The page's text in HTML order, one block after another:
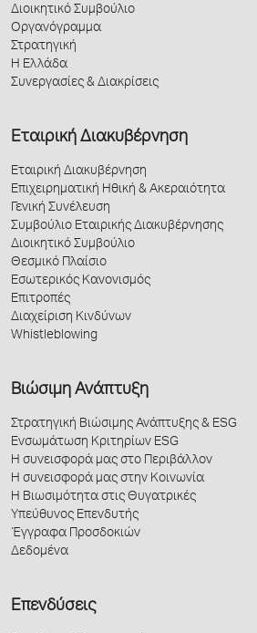
Διοικητικό Συμβούλιο
Οργανόγραμμα
Στρατηγική
Η Ελλάδα
Συνεργασίες & Διακρίσεις
Εταιρική Διακυβέρνηση
Εταιρική Διακυβέρνηση
Επιχειρηματική Ηθική & Ακεραιότητα
Γενική Συνέλευση
Συμβούλιο Εταιρικής Διακυβέρνησης
Διοικητικό Συμβούλιο
Θεσμικό Πλαίσιο
Εσωτερικός Κανονισμός
Επιτροπές
Διαχείριση Κινδύνων
Whistleblowing
Βιώσιμη Ανάπτυξη
Στρατηγική Βιώσιμης Ανάπτυξης & ESG
Ενσωμάτωση Κριτηρίων ESG
Η συνεισφορά μας στο Περιβάλλον
Η συνεισφορά μας στην Κοινωνία
Η Βιωσιμότητα στις Θυγατρικές
Υπεύθυνος Επενδυτής
Έγγραφα Προσδοκιών
Δεδομένα
Επενδύσεις